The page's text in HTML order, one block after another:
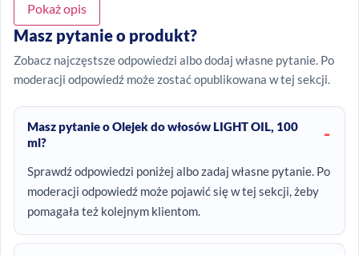
Pokaż opis
Masz pytanie o produkt?
Zobacz najczęstsze odpowiedzi albo dodaj własne pytanie. Po
moderacji odpowiedź może zostać opublikowana w tej sekcji.
Masz pytanie o Olejek do włosów LIGHT OIL, 100
ml?
Sprawdź odpowiedzi poniżej albo zadaj własne pytanie. Po
moderacji odpowiedź może pojawić się w tej sekcji, żeby
pomagała też kolejnym klientom.